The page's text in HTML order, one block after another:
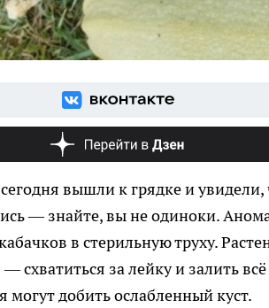
вышли к грядке и
— знайте, вы не одиноки.
в стерильную труху.
схватиться за лейку и залить
могут добить ослабленный куст.